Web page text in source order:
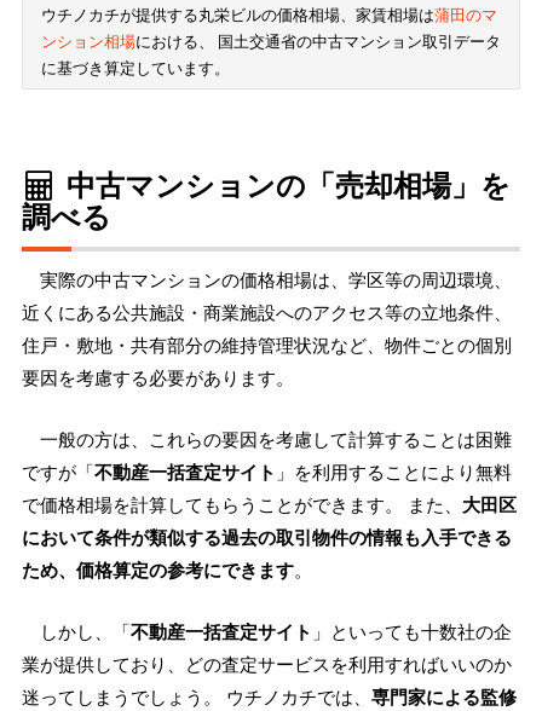
ウチノカチが提供する丸栄ビルの価格相場、家賃相場は蒲田のマ
ンション相場における、 国土交通省の中古マンション取引データ
に基づき算定しています。
中古マンションの「売却相場」を
調べる
実際の中古マンションの価格相場は、学区等の周辺環境、
近くにある公共施設・商業施設へのアクセス等の立地条件、
住戸・敷地・共有部分の維持管理状況など、物件ごとの個別
要因を考慮する必要があります。
一般の方は、これらの要因を考慮して計算することは困難
ですが「不動産一括査定サイト 」を利用することにより無料
で価格相場を計算してもらうことができます。 また、 大田区
において条件が類似する過去の取引物件の情報も入手できる
ため、価格算定の参考にできます。
しかし、「不動産一括査定サイト 」といっても十数社の企
業が提供しており、どの査定サービスを利用すればいいのか
迷ってしまうでしょう。 ウチノカチでは、 専門家による監修